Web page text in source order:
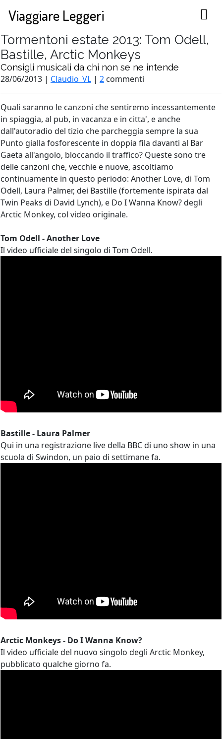
Viaggiare Leggeri
Tormentoni estate 2013: Tom Odell,
Bastille, Arctic Monkeys
Consigli musicali da chi non se ne intende
28/06/2013 | Claudio_VL | 2 commenti
Quali saranno le canzoni che sentiremo incessantemente
in spiaggia, al pub, in vacanza e in citta', e anche
dall'autoradio del tizio che parcheggia sempre la sua
Punto gialla fosforescente in doppia fila davanti al Bar
Gaeta all'angolo, bloccando il traffico? Queste sono tre
delle canzoni che, vecchie e nuove, ascoltiamo
continuamente in questo periodo: Another Love, di Tom
Odell, Laura Palmer, dei Bastille (fortemente ispirata dal
Twin Peaks di David Lynch), e Do I Wanna Know? degli
Arctic Monkey, col video originale.
Tom Odell - Another Love
Il video ufficiale del singolo di Tom Odell.
Bastille - Laura Palmer
Qui in una registrazione live della BBC di uno show in una
scuola di Swindon, un paio di settimane fa.
Arctic Monkeys - Do I Wanna Know?
Il video ufficiale del nuovo singolo degli Arctic Monkey,
pubblicato qualche giorno fa.